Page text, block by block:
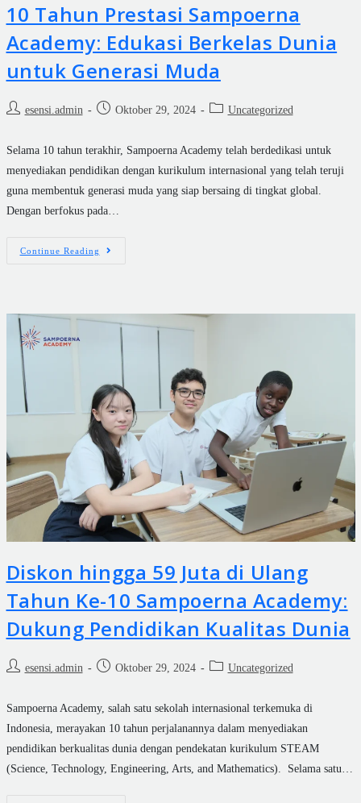
10 Tahun Prestasi Sampoerna
Academy: Edukasi Berkelas Dunia
untuk Generasi Muda
esensi.admin Oktober 29, 2024 Uncategorized
Selama 10 tahun terakhir, Sampoerna Academy telah berdedikasi untuk
menyediakan pendidikan dengan kurikulum internasional yang telah teruji
guna membentuk generasi muda yang siap bersaing di tingkat global.
Dengan berfokus pada…
Continue Reading
Diskon hingga 59 Juta di Ulang
Tahun Ke-10 Sampoerna Academy:
Dukung Pendidikan Kualitas Dunia
esensi.admin Oktober 29, 2024 Uncategorized
Sampoerna Academy, salah satu sekolah internasional terkemuka di
Indonesia, merayakan 10 tahun perjalanannya dalam menyediakan
pendidikan berkualitas dunia dengan pendekatan kurikulum STEAM
(Science, Technology, Engineering, Arts, and Mathematics). Selama satu…